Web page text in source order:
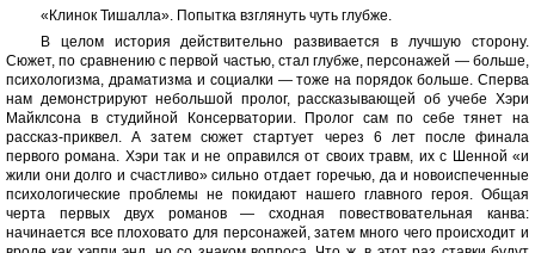
«Клинок Тишалла». Попытка взглянуть чуть глубже.
В целом история действительно развивается в лучшую сторону.
Сюжет, по сравнению с первой частью, стал глубже, персонажей — больше,
психологизма, драматизма и социалки — тоже на порядок больше. Сперва
нам демонстрируют небольшой пролог, рассказывающей об учебе Хэри
Майклсона в студийной Консерватории. Пролог сам по себе тянет на
рассказ-приквел. А затем сюжет стартует через 6 лет после финала
первого романа. Хэри так и не оправился от своих травм, их с Шенной «и
жили они долго и счастливо» сильно отдает горечью, да и новоиспеченные
психологические проблемы не покидают нашего главного героя. Общая
черта первых двух романов — сходная повествовательная канва:
начинается все плоховато для персонажей, затем много чего происходит и